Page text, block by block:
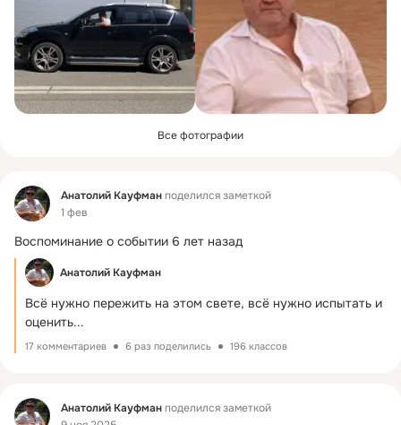
Все фотографии
Фид Анатолий Кауфманподелился заметкой
1 фев
Воспоминание о событии 6 лет назад
Анатолий Кауфман
Всё нужно пережить на этом свете, всё нужно испытать и
оценить...
17 комментариев 6 раз поделились 196 классов
Фид Анатолий Кауфманподелился заметкой